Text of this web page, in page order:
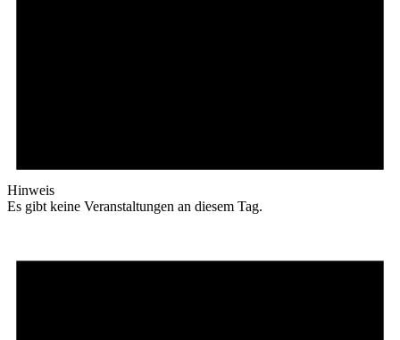
Hinweis
Es gibt keine Veranstaltungen an diesem Tag.